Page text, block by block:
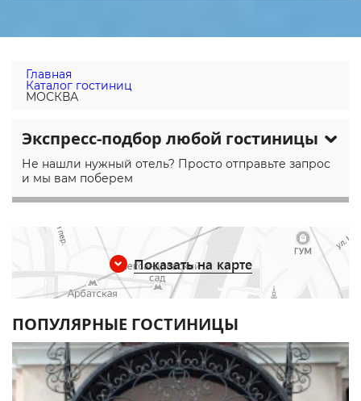
Главная
Каталог гостиниц
МОСКВА
Экспресс-подбор любой гостиницы
Не нашли нужный отель? Просто отправьте запрос
и мы вам поберем
Показать на карте
ПОПУЛЯРНЫЕ ГОСТИНИЦЫ